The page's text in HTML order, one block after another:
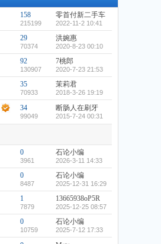
158
215199
零首付新二手车
2022-11-2 10:41
29
70374
洪婉惠
2020-8-23 00:10
92
130907
7桃郎
2020-7-23 21:53
35
70933
茉莉君
2018-3-26 19:19
34
99049
断肠人在刷牙
2015-7-24 00:31
0
3961
石论小编
2026-3-11 14:33
0
8487
石论小编
2025-12-31 16:29
1
7879
13665938oP5R
2025-12-25 08:57
0
10759
石论小编
2025-7-12 17:33